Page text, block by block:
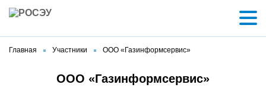
Главная Участники ООО «Газинформсервис»
ООО «Газинформсервис»